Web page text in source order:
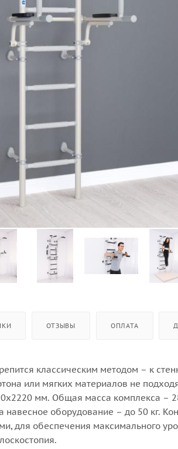
ОТЗЫВЫ ОПЛАТА
классическим методом – к
или мягких материалов не
мм. Общая масса комплекса –
навесное оборудование – до 50 кг.
для обеспечения максимального